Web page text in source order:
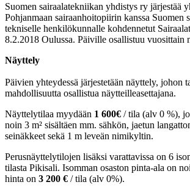
Suomen sairaalatekniikan yhdistys ry järjestää
Pohjanmaan sairaanhoitopiirin kanssa Suomen
tekniselle henkilökunnalle kohdennetut
8.2.2018 Oulussa. Päiville osallistuu vuosittain
Näyttely
Päivien yhteydessä järjestetään näyttely, johon
mahdollisuutta osallistua näytteilleasettajana.
Näyttelytilaa myydään 1 600€ / tila (alv 0 %),
noin 3 m² sisältäen mm. sähkön, jaetun
seinäkkeet sekä 1 m leveän nimikyltin.
Perusnäyttelytilojen lisäksi varattavissa on 6
tilasta Pikisali. Isomman osaston pinta-ala on
hinta on 3 200 € / tila (alv 0%).